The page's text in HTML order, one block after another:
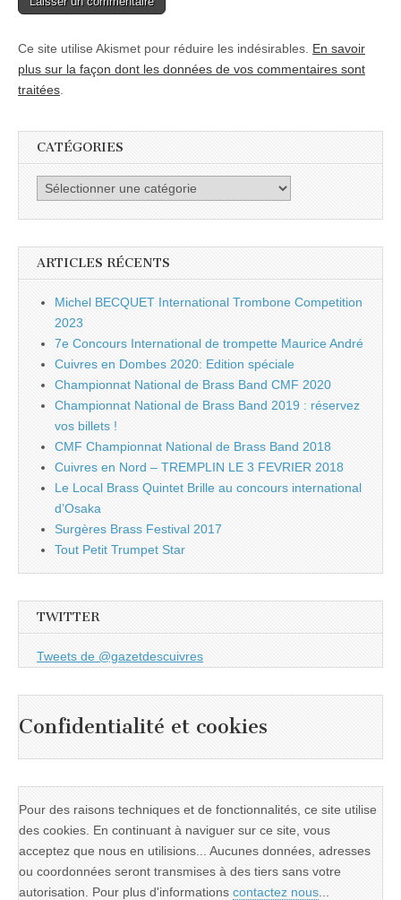
Ce site utilise Akismet pour réduire les indésirables. En savoir
plus sur la façon dont les données de vos commentaires sont
traitées
CATÉGORIES
Catégories
ARTICLES RÉCENTS
Michel BECQUET International Trombone Competition
2023
7e Concours International de trompette Maurice André
Cuivres en Dombes 2020: Edition spéciale
Championnat National de Brass Band CMF 2020
Championnat National de Brass Band 2019 : réservez
vos billets !
CMF Championnat National de Brass Band 2018
Cuivres en Nord – TREMPLIN LE 3 FEVRIER 2018
Le Local Brass Quintet Brille au concours international
d’Osaka
Surgères Brass Festival 2017
Tout Petit Trumpet Star
TWITTER
Tweets de @gazetdescuivres
Confidentialité et cookies
Pour des raisons techniques et de fonctionnalités, ce site utilise
des cookies. En continuant à naviguer sur ce site, vous
acceptez que nous en utilisions... Aucunes données, adresses
ou coordonnées seront transmises à des tiers sans votre
autorisation. Pour plus d'informations contactez nous